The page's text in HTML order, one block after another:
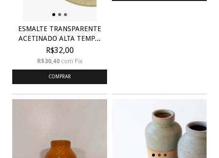
ESMALTE TRANSPARENTE
ACETINADO ALTA TEMP...
R$32,00
R$30,40 com Pix
COMPRAR